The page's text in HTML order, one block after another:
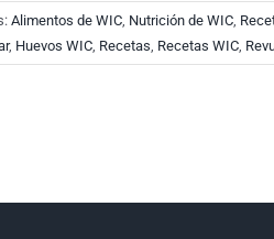
Alimentos de WIC, Nutrición de WIC,
, Huevos WIC, Recetas, Recetas WIC,